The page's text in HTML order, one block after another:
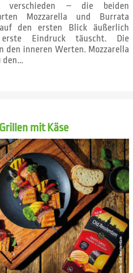
verschieden – die beiden
Mozzarella und Burrata
den ersten Blick äußerlich
Eindruck täuscht. Die
den inneren Werten. Mozzarella
mit Käse